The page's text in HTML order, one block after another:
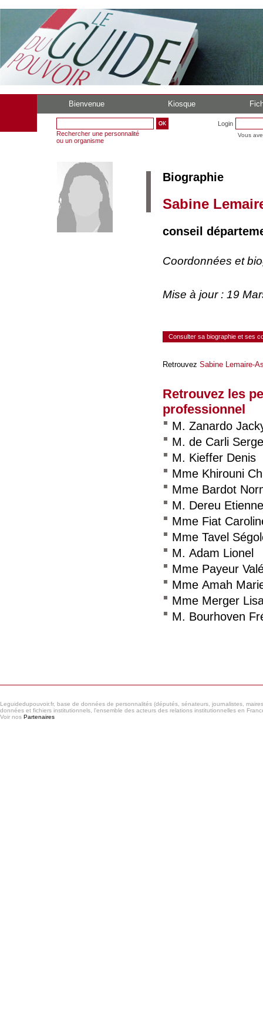
Bienvenue Kiosque
Rechercher une personnalité
ou un organisme
Login
Vous
Biographie
Sabine
conseil
Coordonnées et
Mise à jour : 19
Consulter sa biographie et ses
Retrouvez Sabine Lemaire-
Retrouvez les
professionnel
M. Zanardo
M. de Carli Serge
M. Kieffer Denis
Mme Khirouni
Mme Bardot
M. Dereu Etienne
Mme Fiat
Mme Tavel
M. Adam Lionel
Mme Payeur
Mme Amah
Mme Merger
M. Bourhoven
Leguidedupouvoir.fr, base de données de personnalités (députés, sénateurs, journalistes,
données et fichiers institutionnels, l'ensemble des acteurs des relations institutionnelles en
Voir nos Partenaires